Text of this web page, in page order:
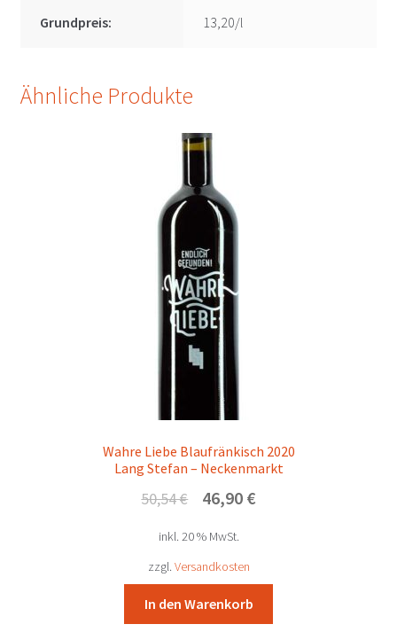
Grundpreis: 13,20/l
Ähnliche Produkte
Wahre Liebe Blaufränkisch 2020
Lang Stefan – Neckenmarkt
50,54€
Ursprünglicher
war:
50,54 €
46,90 €Aktueller
inkl. 20 % MwSt.
zzgl. Versandkosten
In den Warenkorb